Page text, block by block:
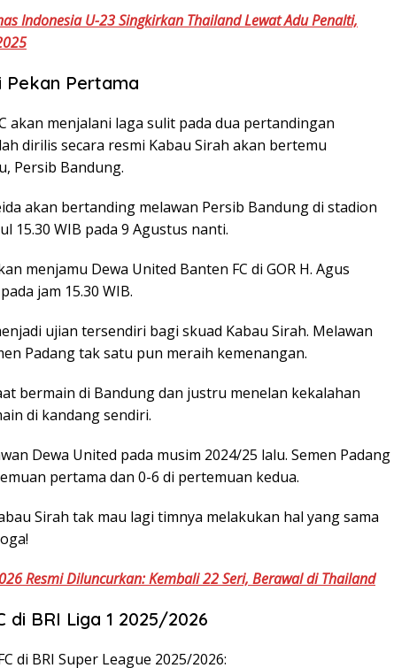
Indonesia U-23 Singkirkan Thailand Lewat Adu Penalti,
Pekan Pertama
akan menjalani laga sulit pada dua pertandingan
dirilis secara resmi Kabau Sirah akan bertemu
Persib Bandung.
akan bertanding melawan Persib Bandung di stadion
15.30 WIB pada 9 Agustus nanti.
menjamu Dewa United Banten FC di GOR H. Agus
jam 15.30 WIB.
ujian tersendiri bagi skuad Kabau Sirah. Melawan
Padang tak satu pun meraih kemenangan.
bermain di Bandung dan justru menelan kekalahan
di kandang sendiri.
Dewa United pada musim 2024/25 lalu. Semen Padang
pertama dan 0-6 di pertemuan kedua.
Sirah tak mau lagi timnya melakukan hal yang sama
Resmi Diluncurkan: Kembali 22 Seri, Berawal di Thailand
di BRI Liga 1 2025/2026
di BRI Super League 2025/2026: